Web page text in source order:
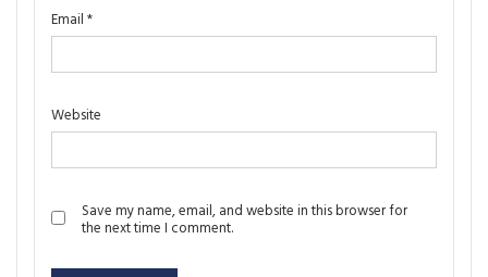
Email *
Website
Save my name, email, and website in this browser for
the next time I comment.